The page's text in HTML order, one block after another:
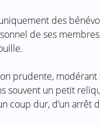
des
de ses
prudente,
souvent un petit
coup dur, d’un arrêt